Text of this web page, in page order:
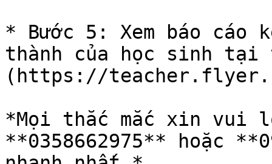
* Bước 5: Xem báo cáo
thành của học sinh
(https://
*Mọi thắc mắc xin vui
**0358662975** hoặc